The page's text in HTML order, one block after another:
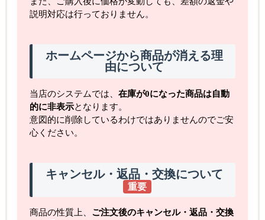
説明対応は行っておりません。
ホームページから商品が消える理
由について
当店のシステムでは、 在庫が0になった商品は自動
的に非表示となります。
意図的に削除しているわけではありませんのでご安
心ください。
キャンセル・返品・交換について
重要
商品の性質上、 ご注文後のキャンセル・返品・交換